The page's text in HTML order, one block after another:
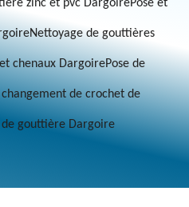
zinc et pvc DargoirePose et
Nettoyage de gouttières
chenaux DargoirePose de
de crochet de
gouttière Dargoire